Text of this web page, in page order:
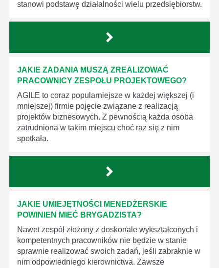
stanowi podstawę działalności wielu przedsiębiorstw.
JAKIE ZADANIA MUSZĄ ZREALIZOWAĆ
PRACOWNICY ZESPOŁU PROJEKTOWEGO?
AGILE to coraz popularniejsze w każdej większej (i
mniejszej) firmie pojęcie związane z realizacją
projektów biznesowych. Z pewnością każda osoba
zatrudniona w takim miejscu choć raz się z nim
spotkała.
JAKIE UMIEJĘTNOŚCI MENEDŻERSKIE
POWINIEN MIEĆ BRYGADZISTA?
Nawet zespół złożony z doskonale wykształconych i
kompetentnych pracowników nie będzie w stanie
sprawnie realizować swoich zadań, jeśli zabraknie w
nim odpowiedniego kierownictwa. Zawsze